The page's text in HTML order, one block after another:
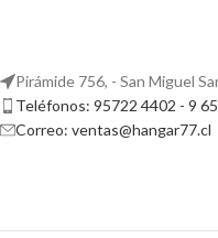
Pirámide 756, - San Miguel
Teléfonos: 95722 4402 - 9
Correo: ventas@hangar77.cl